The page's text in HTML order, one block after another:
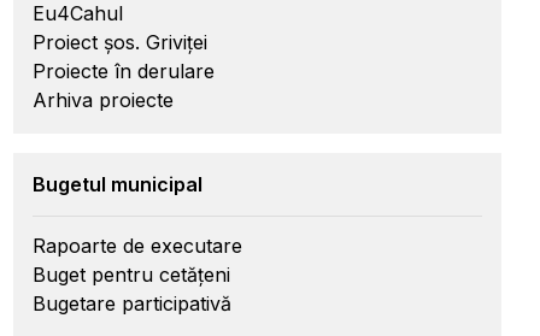
Eu4Cahul
Proiect șos. Griviței
Proiecte în derulare
Arhiva proiecte
Bugetul municipal
Rapoarte de executare
Buget pentru cetățeni
Bugetare participativă